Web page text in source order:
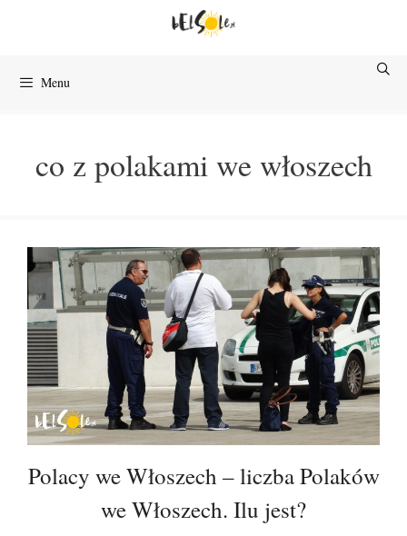
Menu
co z polakami we włoszech
Polacy we Włoszech – liczba Polaków
we Włoszech. Ilu jest?